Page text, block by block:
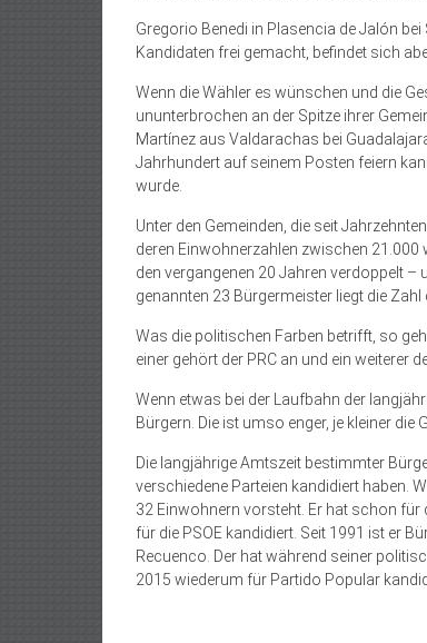
Gregorio Benedi in Plasencia de Jalón
Kandidaten frei gemacht, befindet sich
Wenn die Wähler es wünschen und die
ununterbrochen an der Spitze ihrer
Martínez aus Valdarachas bei
Jahrhundert auf seinem Posten feiern
wurde.
Unter den Gemeinden, die seit
deren Einwohnerzahlen zwischen 21.000
den vergangenen 20 Jahren verdoppelt –
genannten 23 Bürgermeister liegt die
Was die politischen Farben betrifft, so
einer gehört der PRC an und ein weiterer
Wenn etwas bei der Laufbahn der
Bürgern. Die ist umso enger, je kleiner die
Die langjährige Amtszeit bestimmter
verschiedene Parteien kandidiert haben.
32 Einwohnern vorsteht. Er hat schon für
für die PSOE kandidiert. Seit 1991 ist er
Recuenco. Der hat während seiner
2015 wiederum für Partido Popular